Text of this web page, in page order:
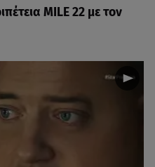
MILE 22 με τον